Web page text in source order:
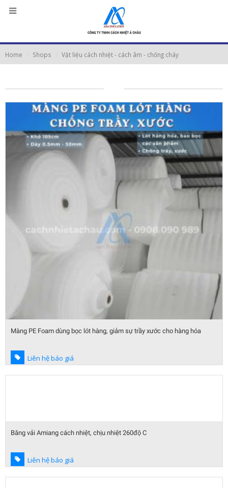
Home Shops Vật liệu cách nhiệt - cách âm - chống cháy
Màng PE Foam dùng bọc lót hàng, giảm sự trầy xước cho hàng hóa
Liên hệ báo giá
Băng vải Amiang cách nhiệt, chịu nhiệt 260độ C
Liên hệ báo giá